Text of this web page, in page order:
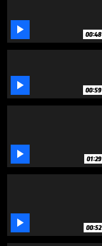
 00:48
 00:59
 01:29
 00:52